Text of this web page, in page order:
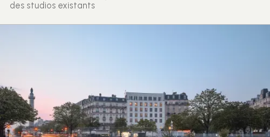
des studios existants